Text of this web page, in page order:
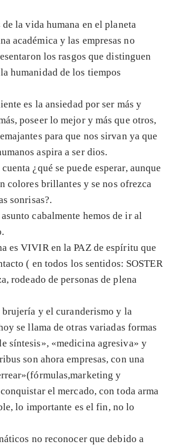
la vida humana en el planeta
académica y las empresas no
los rasgos que distinguen
humanidad de los tiempos
es la ansiedad por ser más y
poseer lo mejor y más que otros,
para que nos sirvan ya que
aspira a ser dios.
¿qué se puede esperar, aunque
colores brillantes y se nos ofrezca
sonrisas?.
cabalmente hemos de ir al
es VIVIR en la PAZ de espíritu que
( en todos los sentidos: SOSTER
rodeado de personas de plena
brujería y el curanderismo y la
se llama de otras variadas formas
síntesis», «medicina agresiva» y
son ahora empresas, con una
y
el mercado, con toda arma
lo importante es el fin, no lo
no reconocer que debido a